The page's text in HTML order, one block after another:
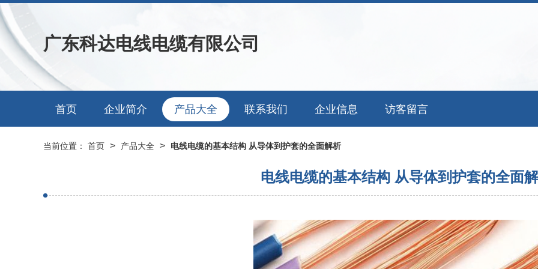
广东科达电线电缆有限公司
首页 企业简介 产品大全 联系我们 企业信息 访客留言
当前位置： 首页 > 产品大全 > 电线电缆的基本结构 从导体到护套的全面解析
电线电缆的基本结构 从导体到护套的全面